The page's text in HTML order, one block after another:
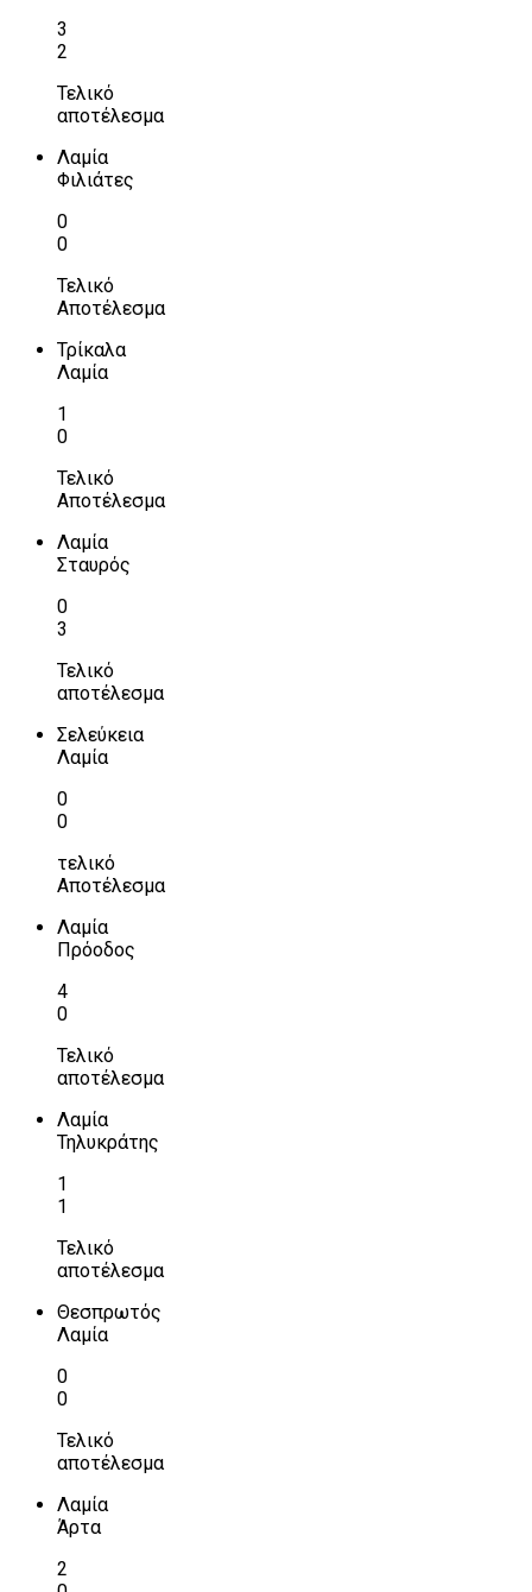
3
2
Τελικό
αποτέλεσμα
Λαμία
Φιλιάτες
0
0
Τελικό
Αποτέλεσμα
Τρίκαλα
Λαμία
1
0
Τελικό
Αποτέλεσμα
Λαμία
Σταυρός
0
3
Τελικό
αποτέλεσμα
Σελεύκεια
Λαμία
0
0
τελικό
Αποτέλεσμα
Λαμία
Πρόοδος
4
0
Τελικό
αποτέλεσμα
Λαμία
Τηλυκράτης
1
1
Τελικό
αποτέλεσμα
Θεσπρωτός
Λαμία
0
0
Τελικό
αποτέλεσμα
Λαμία
Άρτα
2